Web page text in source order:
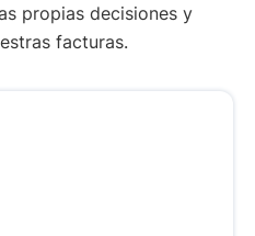
propias decisiones y
facturas.